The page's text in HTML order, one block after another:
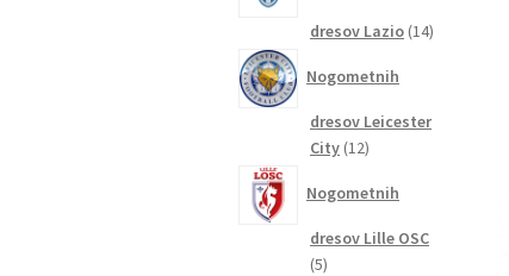
dresov Lazio 1414
Nogometnih
dresov Leicester
City 1212
Nogometnih
dresov Lille OSC
55